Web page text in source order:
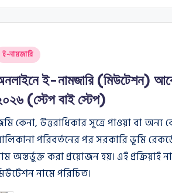
ই-নামজারি
ই-নামজারি (মিউটেশন)
(স্টেপ বাই স্টেপ)
কেনা, উত্তরাধিকার সূত্রে পাওয়া বা
পরিবর্তনের পর সরকারি ভূমি
অন্তর্ভুক্ত করা প্রয়োজন হয়। এই প্রক্রিয়াই
নামে পরিচিত।